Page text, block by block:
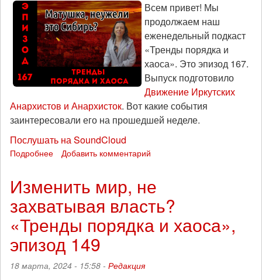
Всем привет! Мы
продолжаем наш
еженедельный подкаст
«Тренды порядка и
хаоса». Это эпизод 167.
Выпуск подготовило
Движение Иркутских
Анархистов и Анархисток. Вот какие события
заинтересовали его на прошедшей неделе.
Послушать на SoundCloud
Подробнее
это
«Тренды
порядка
и
хаоса»,
эпизод
167
Добавить комментарий
Изменить мир, не
захватывая власть?
«Тренды порядка и хаоса»,
эпизод 149
18 марта, 2024 - 15:58 - Редакция